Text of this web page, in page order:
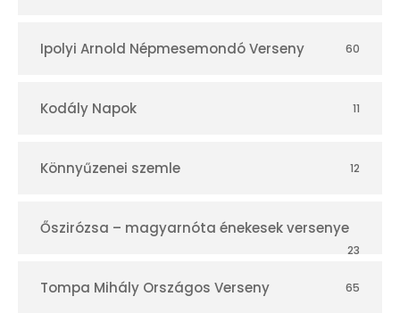
Ipolyi Arnold Népmesemondó Verseny 60
Kodály Napok 11
Könnyűzenei szemle 12
Őszirózsa – magyarnóta énekesek versenye
23
Tompa Mihály Országos Verseny 65